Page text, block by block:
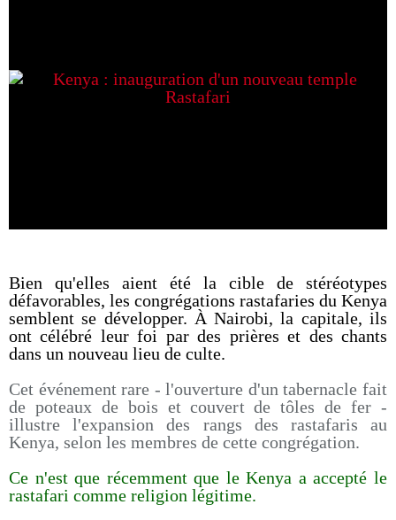
Bien qu'elles aient été la cible de stéréotypes
défavorables, les congrégations rastafaries du Kenya
semblent se développer. À Nairobi, la capitale, ils
ont célébré leur foi par des prières et des chants
dans un nouveau lieu de culte.
Cet événement rare - l'ouverture d'un tabernacle fait
de poteaux de bois et couvert de tôles de fer -
illustre l'expansion des rangs des rastafaris au
Kenya, selon les membres de cette congrégation.
Ce n'est que récemment que le Kenya a accepté le
rastafari comme religion légitime.